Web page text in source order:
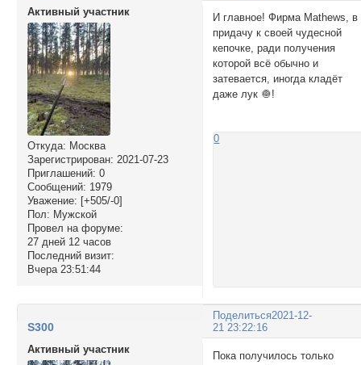
Активный участник
Откуда: Москва
Зарегистрирован: 2021-07-23
Приглашений: 0
Сообщений: 1979
Уважение: [+505/-0]
Пол: Мужской
Провел на форуме:
27 дней 12 часов
Последний визит:
Вчера 23:51:44
И главное! Фирма Mathews, в
придачу к своей чудесной
кепочке, ради получения
которой всё обычно и
затевается, иногда кладёт
даже лук 🧅!
0
Поделиться2021-12-
21 23:22:16
S300
Активный участник
Пока получилось только